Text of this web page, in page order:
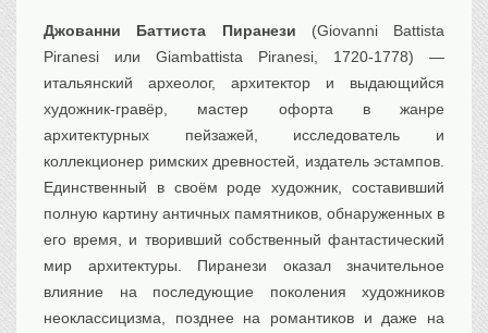
Джованни Баттиста Пиранези (Giovanni Battista
Piranesi или Giambattista Piranesi, 1720-1778) —
итальянский археолог, архитектор и выдающийся
художник-гравёр, мастер офорта в жанре
архитектурных пейзажей, исследователь и
коллекционер римских древностей, издатель эстампов.
Единственный в своём роде художник, составивший
полную картину античных памятников, обнаруженных в
его время, и творивший собственный фантастический
мир архитектуры. Пиранези оказал значительное
влияние на последующие поколения художников
неоклассицизма, позднее на романтиков и даже на